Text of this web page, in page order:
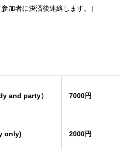
加者に決済後連絡します。）
and party） 7000円
only) 2000円